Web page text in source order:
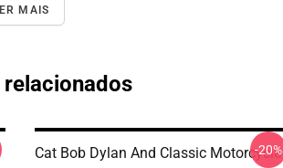
MAIS
Cat Bob Dylan And Classic Motorcycle
-20%